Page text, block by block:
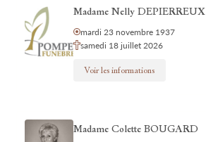
Madame Nelly DEPIERREUX
mardi 23 novembre 1937
samedi 18 juillet 2026
Voir les informations
Madame Colette BOUGARD